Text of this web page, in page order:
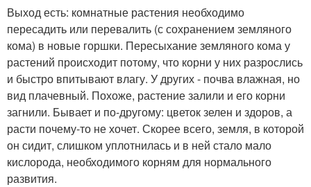
Цвета на даче Цвета в мае
Уход за садовыми
цветами
Цветы в мае
Цвета в апреле
Уход за многолетними
Выход есть: комнатные растения необходимо
пересадить или перевалить (с сохранением земляного
кома) в новые горшки. Пересыхание земляного кома у
растений происходит потому, что корни у них разрослись
и быстро впитывают влагу. У других - почва влажная, но
вид плачевный. Похоже, растение залили и его корни
загнили. Бывает и по-другому: цветок зелен и здоров, а
расти почему-то не хочет. Скорее всего, земля, в которой
он сидит, слишком уплотнилась и в ней стало мало
кислорода, необходимого корням для нормального
развития.